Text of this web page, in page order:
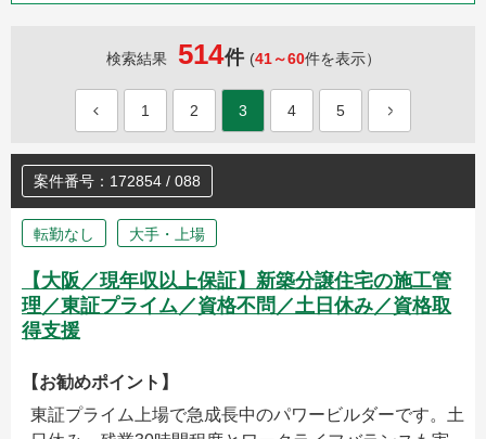
検索結果 514件 (41～60件を表示）
1 2 3 4 5
案件番号：172854 / 088
転勤なし 大手・上場
【大阪／現年収以上保証】新築分譲住宅の施工管
理／東証プライム／資格不問／土日休み／資格取
得支援
【お勧めポイント】
東証プライム上場で急成長中のパワービルダーです。土